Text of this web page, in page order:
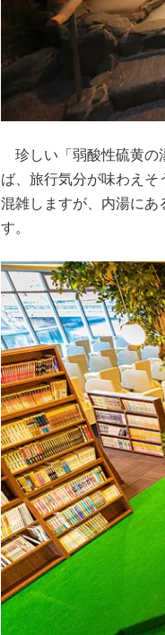
珍しい「弱酸性硫黄の
ば、旅行気分が味わえ
混雑しますが、内湯にあ
す。